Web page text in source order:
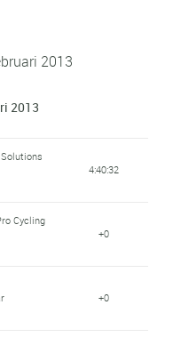
2013
2013
4:40:32
Cycling
+0
+0